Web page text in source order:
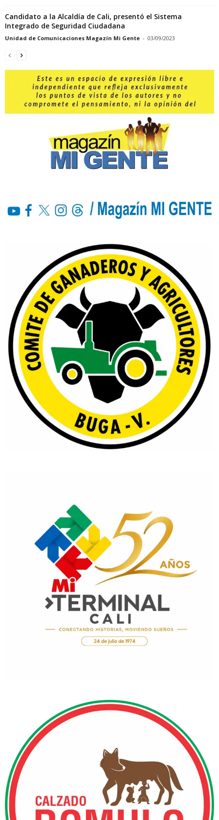
Candidato a la Alcaldía de Cali, presentó el Sistema
Integrado de Seguridad Ciudadana
Unidad de Comunicaciones Magazín Mi Gente - 03/09/2023